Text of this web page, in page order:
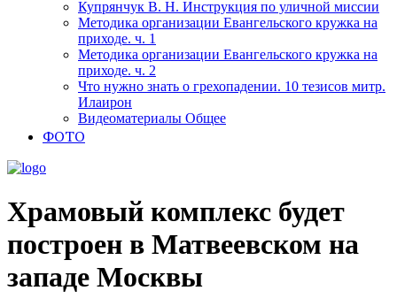
Купрянчук В. Н. Инструкция по уличной миссии
Методика организации Евангельского кружка на
приходе. ч. 1
Методика организации Евангельского кружка на
приходе. ч. 2
Что нужно знать о грехопадении. 10 тезисов митр.
Илаирон
Видеоматериалы Общее
ФОТО
Храмовый комплекс будет
построен в Матвеевском на
западе Москвы